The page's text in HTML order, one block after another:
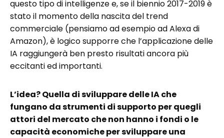
questo tipo di intelligenze e, se il biennio 2017-2019 è
stato il momento della nascita del trend
commerciale (pensiamo ad esempio ad Alexa di
Amazon), è logico supporre che l’applicazione delle
IA raggiungerà ben presto risultati ancora più
eccitanti ed importanti.
L’idea? Quella di sviluppare delle IA che
fungano da strumenti di supporto per quegli
attori del mercato che non hanno i fondi o le
capacità economiche per sviluppare una